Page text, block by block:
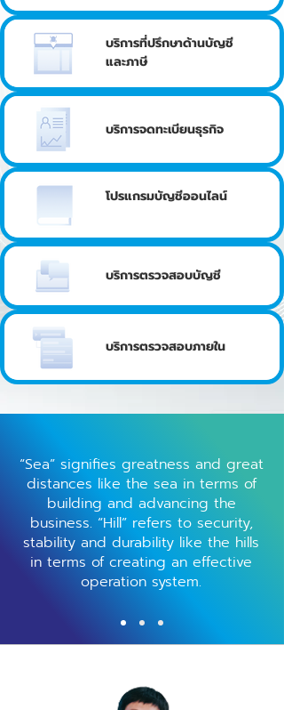
บริการที่ปรึกษาด้านบัญชี
และภาษี
บริการจดทะเบียนธุรกิจ
โปรแกรมบัญชีออนไลน์
บริการตรวจสอบบัญชี
บริการตรวจสอบภายใน
“Sea” signifies greatness and great
distances like the sea in terms of
building and advancing the
business. “Hill” refers to security,
stability and durability like the hills
in terms of creating an effective
operation system.